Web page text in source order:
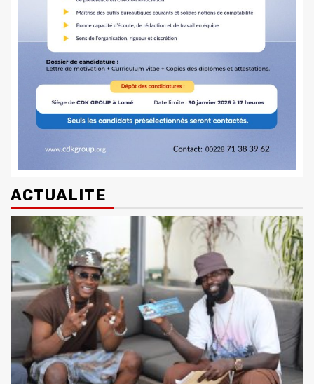
ACTUALITE